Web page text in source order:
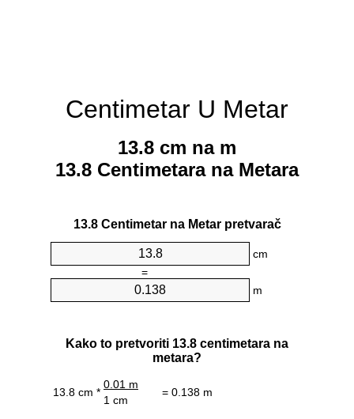
Centimetar U Metar
13.8 cm na m
13.8 Centimetara na Metara
13.8 Centimetar na Metar pretvarač
cm
=
m
Kako to pretvoriti 13.8 centimetara na
metara?
13.8 cm *
0.01 m
= 0.138 m
1 cm